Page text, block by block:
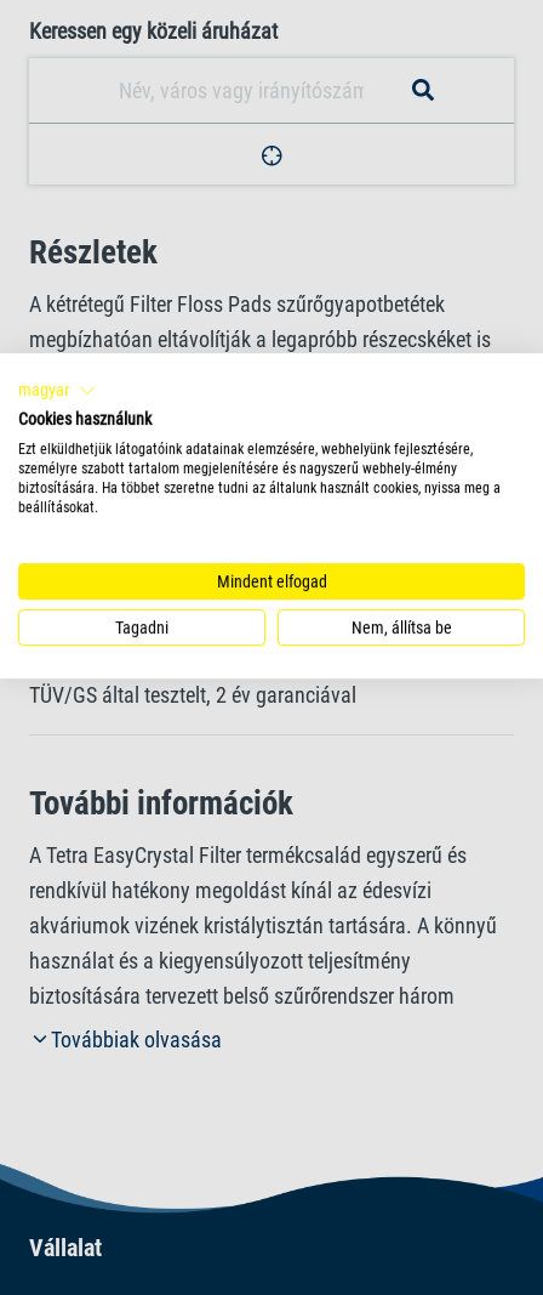
Keressen egy közeli áruházat
Részletek
A kétrétegű Filter Floss Pads szűrőgyapotbetétek
megbízhatóan eltávolítják a legapróbb részecskéket is
A BioGrid extra nagy felülete ideális a hasznos
baktériumok megtelepedéséhez és növekedéséhez
15–150 literes űrtartalmú akváriumokhoz használható
TÜV/GS által tesztelt, 2 év garanciával
További információk
A Tetra EasyCrystal Filter termékcsalád egyszerű és
rendkívül hatékony megoldást kínál az édesvízi
akváriumok vizének kristálytisztán tartására. A könnyű
használat és a kiegyensúlyozott teljesítmény
biztosítására tervezett belső szűrőrendszer három
méretben kapható, és 15–150 literes akváriumokhoz
A mechanikus szűrőfokozat kétrétegű szűrőbetétekből
áll, amelyek megbízhatóan visszatartják mind a durva
szennyeződéseket, mind a legapróbb részecskéket. A
Továbbiak olvasása
Vállalat
magyar
Cookies használunk
Ezt elküldhetjük látogatóink adatainak elemzésére, webhelyünk fejlesztésére,
személyre szabott tartalom megjelenítésére és nagyszerű webhely-élmény
biztosítására. Ha többet szeretne tudni az általunk használt cookies, nyissa meg a
beállításokat.
Mindent elfogad
Tagadni Nem, állítsa be